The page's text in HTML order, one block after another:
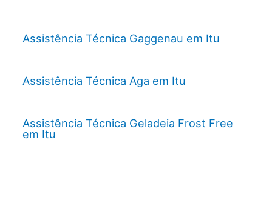
Assistência Técnica Gaggenau em Itu
Assistência Técnica Aga em Itu
Assistência Técnica Geladeia Frost Free
em Itu